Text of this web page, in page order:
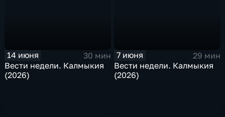
14 июня
30 мин
Вести недели. Калмыкия
(2026)
7 июня
29 мин
Вести недели. Калмыкия
(2026)